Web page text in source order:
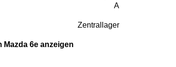
A
Zentrallager
Mazda 6e anzeigen